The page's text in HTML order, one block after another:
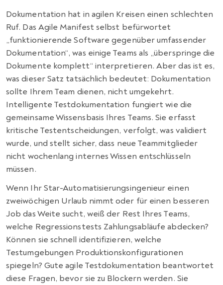
Dokumentation hat in agilen Kreisen einen schlechten
Ruf. Das Agile Manifest selbst befürwortet
„funktionierende Software gegenüber umfassender
Dokumentation“, was einige Teams als „überspringe die
Dokumente komplett“ interpretieren. Aber das ist es,
was dieser Satz tatsächlich bedeutet: Dokumentation
sollte Ihrem Team dienen, nicht umgekehrt.
Intelligente Testdokumentation fungiert wie die
gemeinsame Wissensbasis Ihres Teams. Sie erfasst
kritische Testentscheidungen, verfolgt, was validiert
wurde, und stellt sicher, dass neue Teammitglieder
nicht wochenlang internes Wissen entschlüsseln
müssen.
Wenn Ihr Star-Automatisierungsingenieur einen
zweiwöchigen Urlaub nimmt oder für einen besseren
Job das Weite sucht, weiß der Rest Ihres Teams,
welche Regressionstests Zahlungsabläufe abdecken?
Können sie schnell identifizieren, welche
Testumgebungen Produktionskonfigurationen
spiegeln? Gute agile Testdokumentation beantwortet
diese Fragen, bevor sie zu Blockern werden. Sie